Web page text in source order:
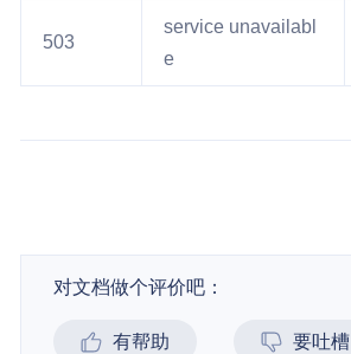
503
service unavailabl
e
对文档做个评价吧：
有帮助 要吐槽